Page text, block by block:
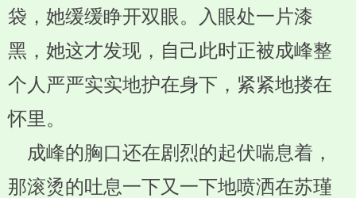
袋，她缓缓睁开双眼。入眼处一片漆
黑，她这才发现，自己此时正被成峰整
个人严严实实地护在身下，紧紧地搂在
怀里。
成峰的胸口还在剧烈的起伏喘息着，
那滚烫的吐息一下又一下地喷洒在苏瑾